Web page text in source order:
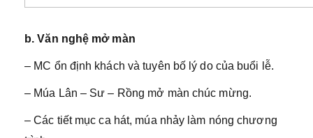
b. Văn nghệ mở màn
– MC ổn định khách và tuyên bố lý do của buổi lễ.
– Múa Lân – Sư – Rồng mở màn chúc mừng.
– Các tiết mục ca hát, múa nhảy làm nóng chương